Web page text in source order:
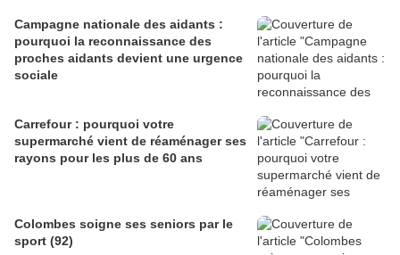
Campagne nationale des aidants :
pourquoi la reconnaissance des
proches aidants devient une urgence
sociale
Carrefour : pourquoi votre
supermarché vient de réaménager ses
rayons pour les plus de 60 ans
Colombes soigne ses seniors par le
sport (92)